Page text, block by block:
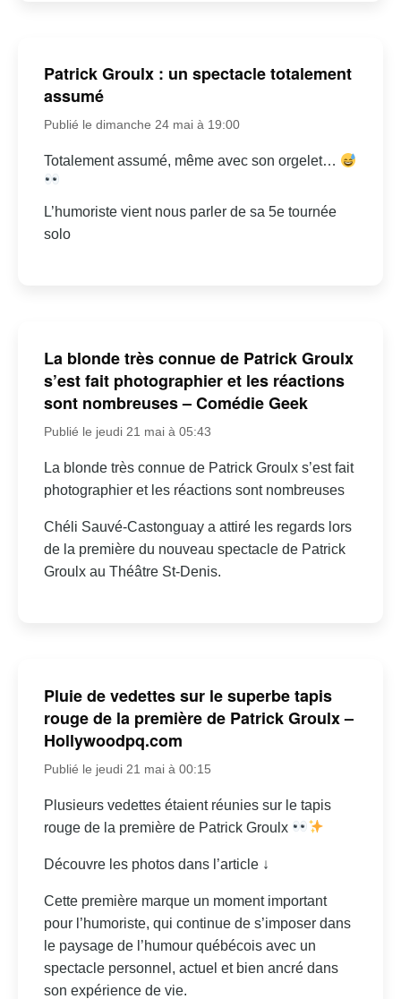
Patrick Groulx : un spectacle totalement
assumé
Publié le dimanche 24 mai à 19:00
Totalement assumé, même avec son orgelet…
L’humoriste vient nous parler de sa 5e tournée
solo
La blonde très connue de Patrick Groulx
s’est fait photographier et les réactions
sont nombreuses – Comédie Geek
Publié le jeudi 21 mai à 05:43
La blonde très connue de Patrick Groulx s’est fait
photographier et les réactions sont nombreuses
Chéli Sauvé-Castonguay a attiré les regards lors
de la première du nouveau spectacle de Patrick
Groulx au Théâtre St-Denis.
Pluie de vedettes sur le superbe tapis
rouge de la première de Patrick Groulx –
Hollywoodpq.com
Publié le jeudi 21 mai à 00:15
Plusieurs vedettes étaient réunies sur le tapis
rouge de la première de Patrick Groulx
Découvre les photos dans l’article ↓
Cette première marque un moment important
pour l’humoriste, qui continue de s’imposer dans
le paysage de l’humour québécois avec un
spectacle personnel, actuel et bien ancré dans
son expérience de vie.